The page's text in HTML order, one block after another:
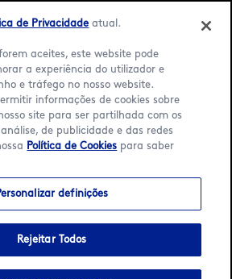
Português
/ Lisboa
Dazs Cafés em
Center
de Privacidade atual.
aceites, este website pode
a experiência do utilizador e
e tráfego no nosso website.
informações de cookies sobre
site para ser partilhada com os
de publicidade e das redes
Política de Cookies para saber
definições
Rejeitar Todos